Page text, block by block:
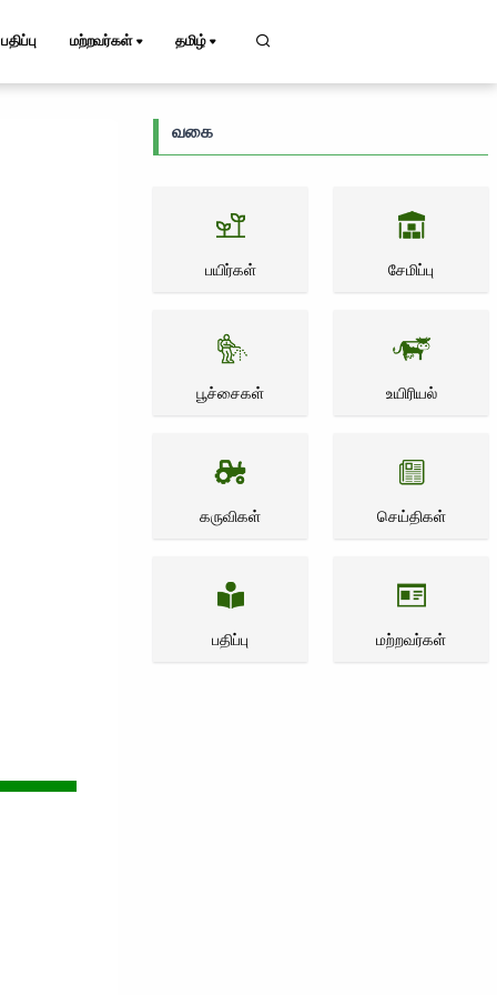
பதிப்பு மற்றவர்கள் தமிழ்
வகை
பயிர்கள் சேமிப்பு
பூச்சைகள் உயிரியல்
கருவிகள் செய்திகள்
பதிப்பு மற்றவர்கள்